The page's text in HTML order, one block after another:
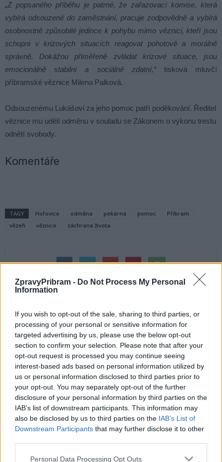
ZpravyPribram - Do Not Process My Personal
Information
If you wish to opt-out of the sale, sharing to third parties, or
processing of your personal or sensitive information for
targeted advertising by us, please use the below opt-out
section to confirm your selection. Please note that after your
opt-out request is processed you may continue seeing
interest-based ads based on personal information utilized by
us or personal information disclosed to third parties prior to
your opt-out. You may separately opt-out of the further
disclosure of your personal information by third parties on the
IAB’s list of downstream participants. This information may
also be disclosed by us to third parties on the IAB’s List of
Downstream Participants that may further disclose it to other
Personal Data Processing Opt Outs
„Z popsaného příběhu je patrné, že zařazovací komise, která
vybírá odsouzené do zaměstnání, pracuje zodpovědně a vybírá
osobnostně způsobilé jedince k pohybu mimo věznici, kteří jsou
schopni v krizových situacích reagovat pohotově a morálně
správně. Dokážou přiměřeně zvládat krizové situace, jsou
emocionálně stabilní a sociálně zdatní,“tisková mluvčí
příbramské věznice Milena Palková.
Odsouzenému Lukášovi za jeho pomoc patří poděkování. Ředitel
věznice mu udělí odměnu v souladu se Zákonem o výkonu trestu
odnětí svobody.
Komentáře
TAGY Hořovice odměna pekárna pomoc
Příbram
vězeň
věznice záchrana života
Předchozí článek
USB band zahraje dnes
v Kamýku pro malou Ellu
Následující článek
Město a sportovní kluby
poděkovaly darováním
vstupenek
SOUVISEJÍCÍ ČLÁNKY
VÍCE OD AUTORA
Zpravodajství